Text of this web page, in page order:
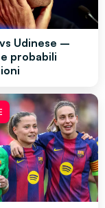
Udinese –
probabili